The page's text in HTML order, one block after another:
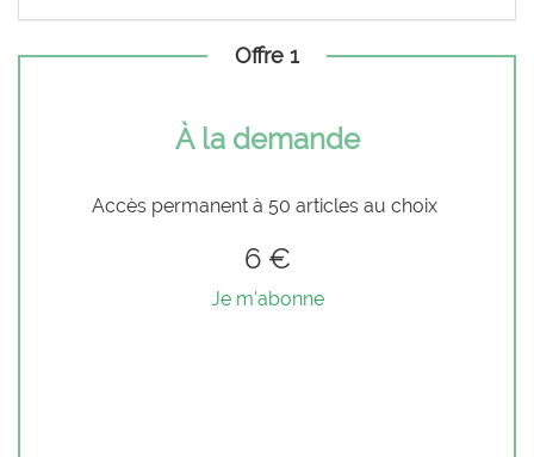
Offre 1
À la demande
Accès permanent à 50 articles au choix
6 €
Je m'abonne